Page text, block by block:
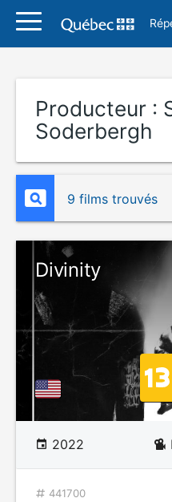
Producteur :
Soderbergh
9 films trouvés
Divinity
2022
441700